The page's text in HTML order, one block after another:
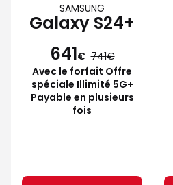
SAMSUNG
Galaxy S24+
641€ 741
Avec le forfait Offre
spéciale Illimité 5G+
Payable en plusieurs
fois